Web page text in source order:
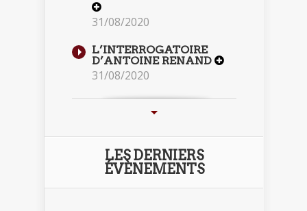
31/08/2020
L’INTERROGATOIRE
D’ANTOINE RENAND
31/08/2020
LES DERNIERS
ÉVÈNEMENTS